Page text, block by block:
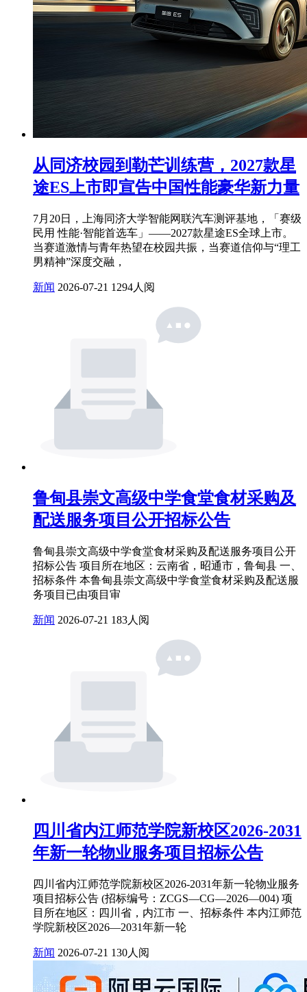
从同济校园到勒芒训练营，2027款星
途ES上市即宣告中国性能豪华新力量
7月20日，上海同济大学智能网联汽车测评基地，「赛级
民用 性能·智能首选车」——2027款星途ES全球上市。
当赛道激情与青年热望在校园共振，当赛道信仰与“理工
男精神”深度交融，
新闻 2026-07-21 1294人阅
鲁甸县崇文高级中学食堂食材采购及
配送服务项目公开招标公告
鲁甸县崇文高级中学食堂食材采购及配送服务项目公开
招标公告 项目所在地区：云南省，昭通市，鲁甸县 一、
招标条件 本鲁甸县崇文高级中学食堂食材采购及配送服
务项目已由项目审
新闻 2026-07-21 183人阅
四川省内江师范学院新校区2026-2031
年新一轮物业服务项目招标公告
四川省内江师范学院新校区2026-2031年新一轮物业服务
项目招标公告 (招标编号：ZCGS—CG—2026—004) 项
目所在地区：四川省，内江市 一、招标条件 本内江师范
学院新校区2026—2031年新一轮
新闻 2026-07-21 130人阅